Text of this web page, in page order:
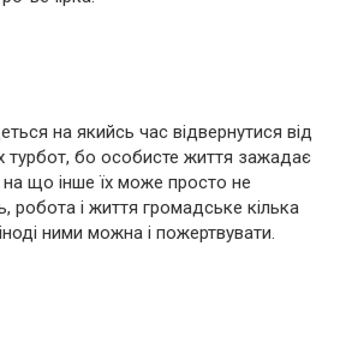
на якийсь час відвернутися від
турбот, бо особисте життя зажадає
на що інше їх може просто не
робота і життя громадське кілька
ними можна і пожертвувати.